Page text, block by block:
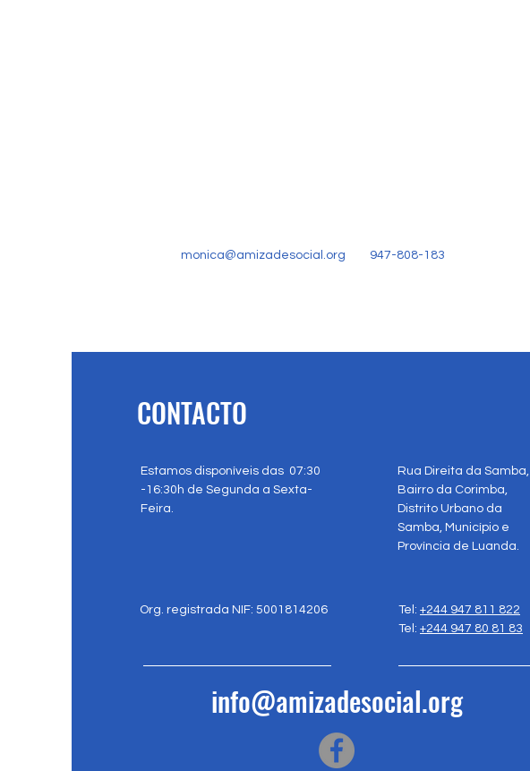
monica@amizadesocial.org 947-808-183
CONTACTO
Estamos disponíveis das 07:30
-16:30h de Segunda a Sexta-
Feira.
Rua Direita da Samba,
Bairro da Corimba,
Distrito Urbano da
Samba, Município e
Província de Luanda.
Org. registrada NIF: 5001814206 Tel: +244 947 811 822
Tel: +244 947 80 81 83
info@amizadesocial.org